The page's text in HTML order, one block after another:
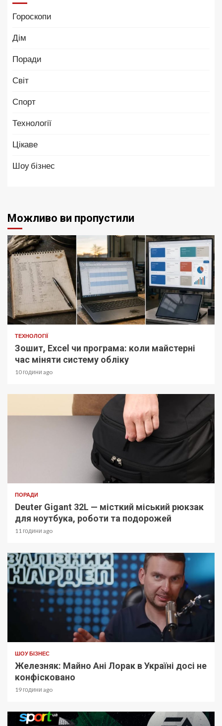
Гороскопи
Дім
Поради
Світ
Спорт
Технології
Цікаве
Шоу бізнес
Можливо ви пропустили
ТЕХНОЛОГІЇ
Зошит, Excel чи програма: коли майстерні
час міняти систему обліку
10 години ago
ПОРАДИ
Deuter Gigant 32L — місткий міський рюкзак
для ноутбука, роботи та подорожей
11 години ago
ШОУ БІЗНЕС
Железняк: Майно Ані Лорак в Україні досі не
конфісковано
19 години ago